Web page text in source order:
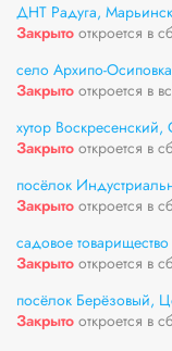
ДНТ Радуга,
Закрыто откроется в
село Архипо-
Закрыто откроется в
хутор
Закрыто откроется в
посёлок
Закрыто откроется в
садовое
Закрыто откроется в
посёлок Берёзовый,
Закрыто откроется в